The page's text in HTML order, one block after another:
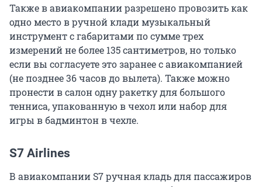
Также в авиакомпании разрешено провозить как
одно место в ручной клади музыкальный
инструмент с габаритами по сумме трех
измерений не более 135 сантиметров, но только
если вы согласуете это заранее с авиакомпанией
(не позднее 36 часов до вылета). Также можно
пронести в салон одну ракетку для большого
тенниса, упакованную в чехол или набор для
игры в бадминтон в чехле.
S7 Airlines
В авиакомпании S7 ручная кладь для пассажиров